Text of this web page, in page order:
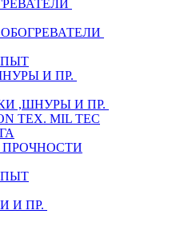
И ПР.
,ШНУРЫ И ПР.
TEX. MIL TEC
ПРОЧНОСТИ
И ПР.